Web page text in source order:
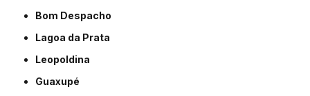
Bom Despacho
Lagoa da Prata
Leopoldina
Guaxupé